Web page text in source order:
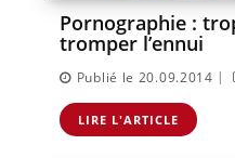
Pornographie :
tromper l’ennui
Publié le 20.09.2014 |
LIRE L'ARTICLE